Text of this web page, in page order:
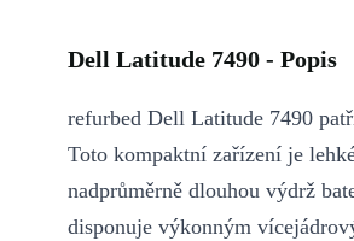
Dell Latitude 7490 - Popis
refurbed Dell Latitude 7490
Toto kompaktní zařízení je
nadprůměrně dlouhou výdrž
disponuje výkonným